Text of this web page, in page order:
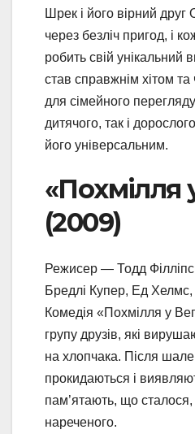
Шрек і його вірний друг
через безліч пригод, і
робить свій унікальний
став справжнім хітом та
для сімейного
дитячого, так і
його універсальним.
«Похмілля
(2009)
Режисер — Тодд
Бредлі Купер, Ед Хелмс,
Комедія «Похмілля у
групу друзів, які
на хлопчака. Після
прокидаються і
пам’ятають, що сталося,
нареченого.